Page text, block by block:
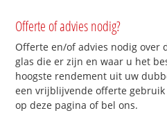
Offerte of advies nodig?
Offerte en/of advies nodig over
glas die er zijn en waar u het
hoogste rendement uit uw
een vrijblijvende offerte
op deze pagina of bel ons.